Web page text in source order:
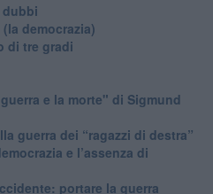
dubbi
democrazia)
di tre gradi
e la morte" di Sigmund
guerra dei “ragazzi di destra”
e l’assenza di
portare la guerra